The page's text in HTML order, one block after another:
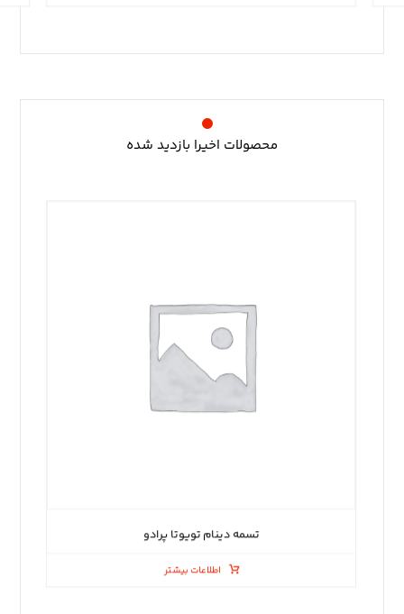
محصولات اخیرا بازدید شده
تسمه دینام تویوتا پرادو
اطلاعات بیشتر